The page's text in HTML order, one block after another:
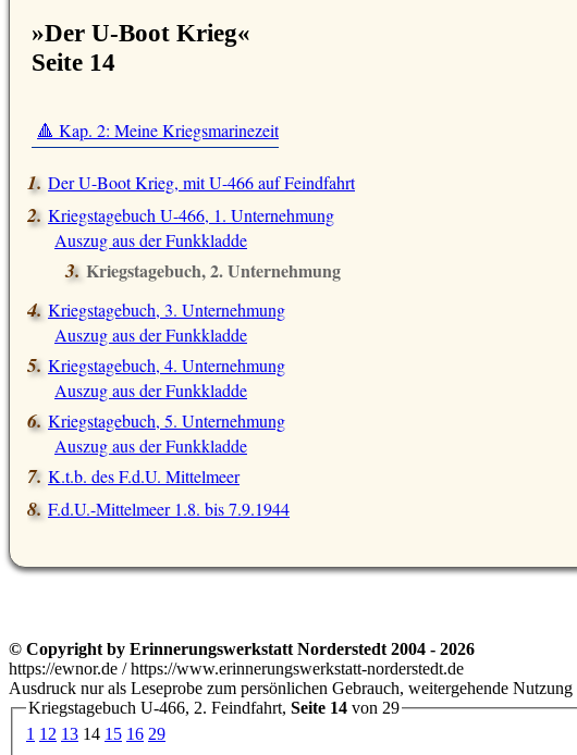
»Der U-Boot Krieg«
Seite 14
🔺 Kap. 2: Meine Kriegsmarinezeit
Der U-Boot Krieg, mit U-466 auf Feindfahrt
Kriegstagebuch U-466, 1. Unternehmung
Auszug aus der Funkkladde
Kriegstagebuch, 2. Unternehmung
Kriegstagebuch, 3. Unternehmung
Auszug aus der Funkkladde
Kriegstagebuch, 4. Unternehmung
Auszug aus der Funkkladde
Kriegstagebuch, 5. Unternehmung
Auszug aus der Funkkladde
K.t.b. des F.d.U. Mittelmeer
F.d.U.-Mittelmeer 1.8. bis 7.9.1944
© Copyright by Erinnerungswerkstatt Norderstedt 2004 - 2026
https://ewnor.de / https://www.erinnerungswerkstatt-norderstedt.de
Ausdruck nur als Leseprobe zum persönlichen Gebrauch, weitergehende
Kriegstagebuch U-466, 2. Feindfahrt, Seite 14 von 29
1 12 13 14 15 16 29